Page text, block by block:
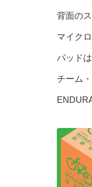
背面の
マイク
パッド
チーム